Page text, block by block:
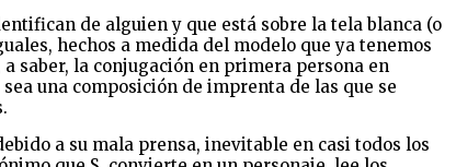
de alguien y que está sobre la tela blanca (o
hechos a medida del modelo que ya tenemos
saber, la conjugación en primera persona en
una composición de imprenta de las que se
a su mala prensa, inevitable en casi todos los